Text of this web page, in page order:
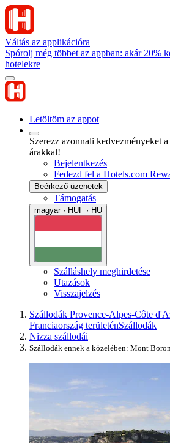
Váltás az applikációra
Spórolj még többet az appban: akár 20%
hotelekre
Letöltöm az appot
Szerezz azonnali kedvezményeket
árakkal!
Bejelentkezés
Fedezd fel a Hotels.com
Beérkező üzenetek
Támogatás
magyar · HUF · HU
Szálláshely meghirdetése
Utazások
Visszajelzés
Szállodák Provence-Alpes-Côte
Franciaország területénSzállodák
Nizza szállodái
Szállodák ennek a közelében: Mont Boron